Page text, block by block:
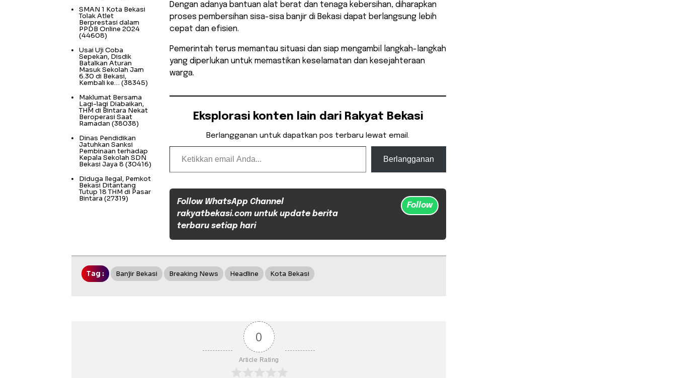
Dengan adanya bantuan alat berat dan tenaga kebersihan, diharapkan
proses pembersihan sisa-sisa banjir di Bekasi dapat berlangsung lebih
cepat dan efisien.
Pemerintah terus memantau situasi dan siap mengambil langkah-langkah
yang diperlukan untuk memastikan keselamatan dan kesejahteraan
warga.
Eksplorasi konten lain dari Rakyat Bekasi
Berlangganan untuk dapatkan pos terbaru lewat email.
Ketikkan email Anda...
Berlangganan
Follow WhatsApp Channel
rakyatbekasi.com untuk update berita
terbaru setiap hari
Follow
SMAN 1 Kota Bekasi
Tolak Atlet
Berprestasi dalam
PPDB Online 2024
(44608)
Usai Uji Coba
Sepekan, Disdik
Batalkan Aturan
Masuk Sekolah Jam
6.30 di Bekasi,
Kembali ke… (38345)
Maklumat Bersama
Lagi-lagi Diabaikan,
THM di Bintara Nekat
Beroperasi Saat
Ramadan (38038)
Dinas Pendidikan
Jatuhkan Sanksi
Pembinaan terhadap
Kepala Sekolah SDN
Bekasi Jaya 8 (30416)
Diduga Ilegal, Pemkot
Bekasi Ditantang
Tutup 18 THM di Pasar
Bintara (27319)
Tag : Banjir Bekasi Breaking News Headline Kota Bekasi
0
Article Rating